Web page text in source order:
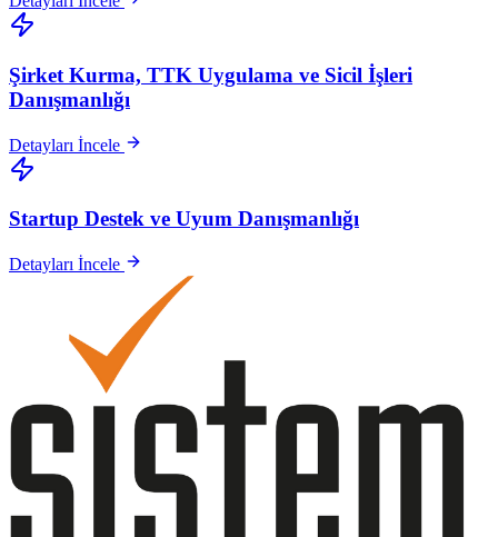
Şirket Kurma, TTK Uygulama ve Sicil İşleri
Danışmanlığı
Detayları İncele
Startup Destek ve Uyum Danışmanlığı
Detayları İncele